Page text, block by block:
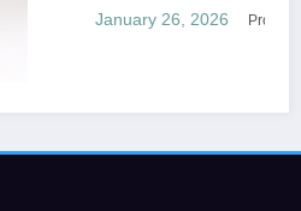
Provitamon